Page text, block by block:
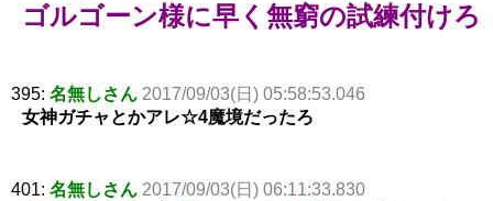
ゴルゴーン様に早く無窮の試練付けろ
395: 名無しさん 2017/09/03(日) 05:58:53.046
女神ガチャとかアレ☆4魔境だったろ
401: 名無しさん 2017/09/03(日) 06:11:33.830